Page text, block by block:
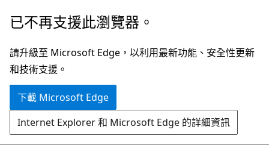
跳
主
要
內
已不再支援此瀏覽器。
請升級至 Microsoft Edge，以利用最新功能、安全性更新
和技術支援。
下載 Microsoft Edge
Internet Explorer 和 Microsoft Edge 的詳細資訊